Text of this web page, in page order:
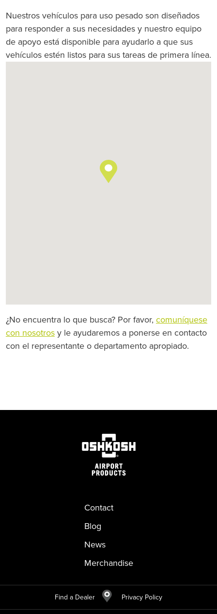
Nuestros vehículos para uso pesado son diseñados
para responder a sus necesidades y nuestro equipo
de apoyo está disponible para ayudarlo a que sus
vehículos estén listos para sus tareas de primera línea.
¿No encuentra lo que busca? Por favor, comuníquese
con nosotrosy le ayudaremos a ponerse en contacto
con el representante o departamento apropiado.
Contact
Blog
News
Merchandise
Find a Dealer Privacy Policy